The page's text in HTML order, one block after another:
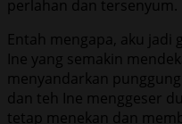
perlahan dan tersenyum.
Entah mengapa, aku jadi
Ine yang semakin
menyandarkan
dan teh Ine menggeser
tetap menekan dan